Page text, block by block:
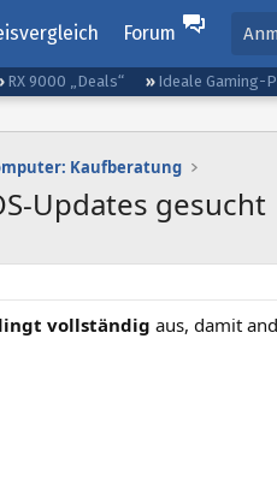
Forum
RX 9000 „Deals“ Ideale Gaming-
Kaufberatung
Updates gesucht
vollständig aus, damit